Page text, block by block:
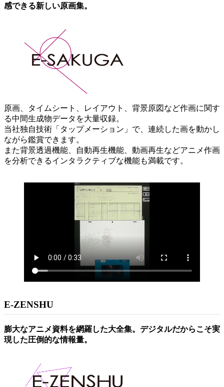
感できる新しい原画集。
原画、タイムシート、レイアウト、背景原図など作画に関す
る中間生成物データを大量収録。
当社独自技術「タップメーション」で、連続した画を動かし
ながら鑑賞できます。
また背景透過機能、自動再生機能、動画再生などアニメ作画
を分析できるインタラクティブな機能も満載です。
E-ZENSHU
膨大なアニメ資料を網羅した大全集。デジタルだからこそ実
現した圧倒的な情報量。